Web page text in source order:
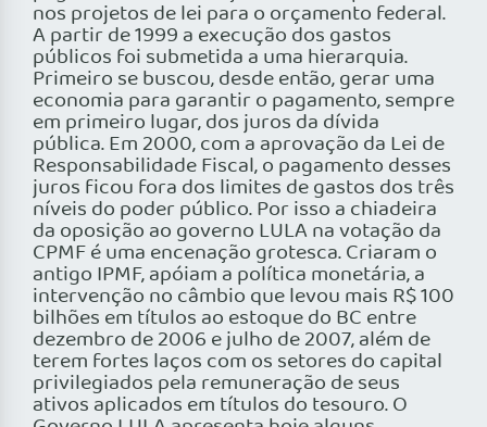
nos projetos de lei para o orçamento federal.
A partir de 1999 a execução dos gastos
públicos foi submetida a uma hierarquia.
Primeiro se buscou, desde então, gerar uma
economia para garantir o pagamento, sempre
em primeiro lugar, dos juros da dívida
pública. Em 2000, com a aprovação da Lei de
Responsabilidade Fiscal, o pagamento desses
juros ficou fora dos limites de gastos dos três
níveis do poder público. Por isso a chiadeira
da oposição ao governo LULA na votação da
CPMF é uma encenação grotesca. Criaram o
antigo IPMF, apóiam a política monetária, a
intervenção no câmbio que levou mais R$ 100
bilhões em títulos ao estoque do BC entre
dezembro de 2006 e julho de 2007, além de
terem fortes laços com os setores do capital
privilegiados pela remuneração de seus
ativos aplicados em títulos do tesouro. O